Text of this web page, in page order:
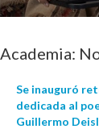
Academia:
Se inauguró
dedicada al
Guillermo